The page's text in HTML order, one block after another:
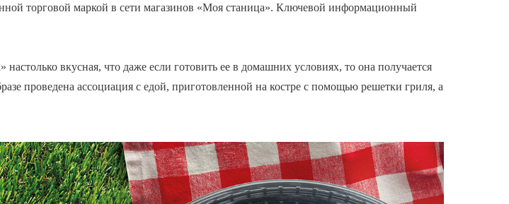
торговой маркой в сети магазинов «Моя станица». Ключевой информационный
вкусная, что даже если готовить ее в домашних условиях, то она получается
проведена ассоциация с едой, приготовленной на костре с помощью решетки гриля, а